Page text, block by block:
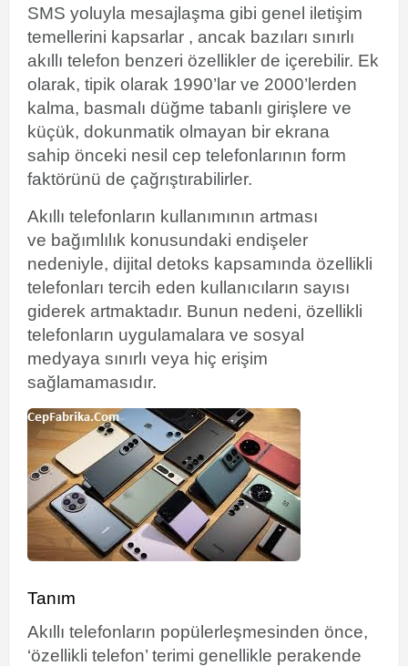
SMS yoluyla mesajlaşma gibi genel iletişim
temellerini kapsarlar , ancak bazıları sınırlı
akıllı telefon benzeri özellikler de içerebilir. Ek
olarak, tipik olarak 1990’lar ve 2000’lerden
kalma, basmalı düğme tabanlı girişlere ve
küçük, dokunmatik olmayan bir ekrana
sahip önceki nesil cep telefonlarının form
faktörünü de çağrıştırabilirler.
Akıllı telefonların kullanımının artması
ve bağımlılık konusundaki endişeler
nedeniyle, dijital detoks kapsamında özellikli
telefonları tercih eden kullanıcıların sayısı
giderek artmaktadır. Bunun nedeni, özellikli
telefonların uygulamalara ve sosyal
medyaya sınırlı veya hiç erişim
sağlamamasıdır.
Tanım
Akıllı telefonların popülerleşmesinden önce,
‘özellikli telefon’ terimi genellikle perakende